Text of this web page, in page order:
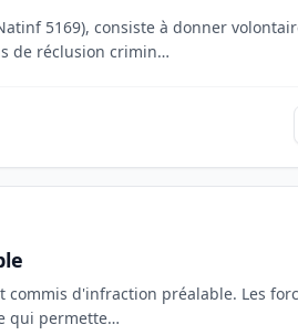
5169), consiste à donner
de réclusion crimin…
d'infraction préalable. Les
qui permette…